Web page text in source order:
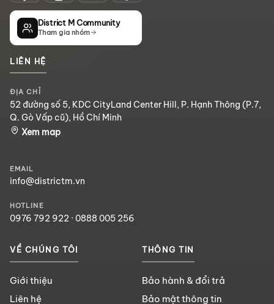
District M Community
Tham gia nhóm
LIÊN HỆ
ĐỊA CHỈ
52 đường số 5, KDC CityLand Center Hill, P. Hạnh Thông (P.7,
Q. Gò Vấp cũ), Hồ Chí Minh
Xem map
EMAIL
info@districtm.vn
HOTLINE
0976 792 922 · 0888 005 256
VỀ CHÚNG TÔI
Giới thiệu
Liên hệ
THÔNG TIN
Bảo hành & đổi trả
Bảo mật thông tin